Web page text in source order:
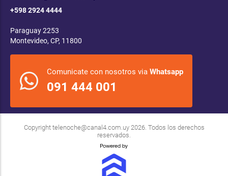
+598 2924 4444
Paraguay 2253
Montevideo, CP, 11800
Comunicate con nosotros via Whatsapp
091 444 001
Copyright telenoche@canal4.com.uy2026. Todos los derechos
reservados.